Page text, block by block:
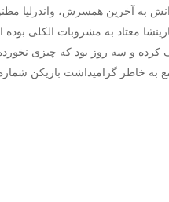
به آخرین همسرش، واندرلیا
معتاد به مشروبات الکلی
کرده و سه روز بود که چیزی
به خاطر گرامیداشت بازیکن